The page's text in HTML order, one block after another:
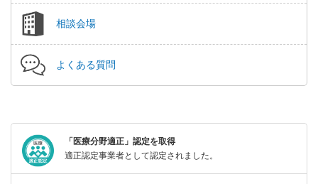
相談会場
よくある質問
「医療分野適正」認定を取得
適正認定事業者として認定されました。